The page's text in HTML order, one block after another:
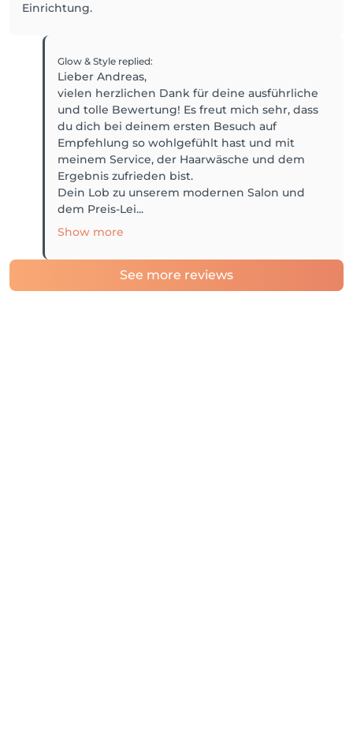
Einrichtung.
Glow & Style replied:
Lieber Andreas,
vielen herzlichen Dank für deine ausführliche
und tolle Bewertung! Es freut mich sehr, dass
du dich bei deinem ersten Besuch auf
Empfehlung so wohlgefühlt hast und mit
meinem Service, der Haarwäsche und dem
Ergebnis zufrieden bist.
Dein Lob zu unserem modernen Salon und
dem Preis-Lei...
Show more
See more reviews